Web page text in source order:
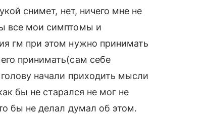
снимет, нет, ничего мне не
все мои симптомы и
гм при этом нужно принимать
принимать(сам себе
начали приходить мысли
бы не старался не мог не
бы не делал думал об этом.